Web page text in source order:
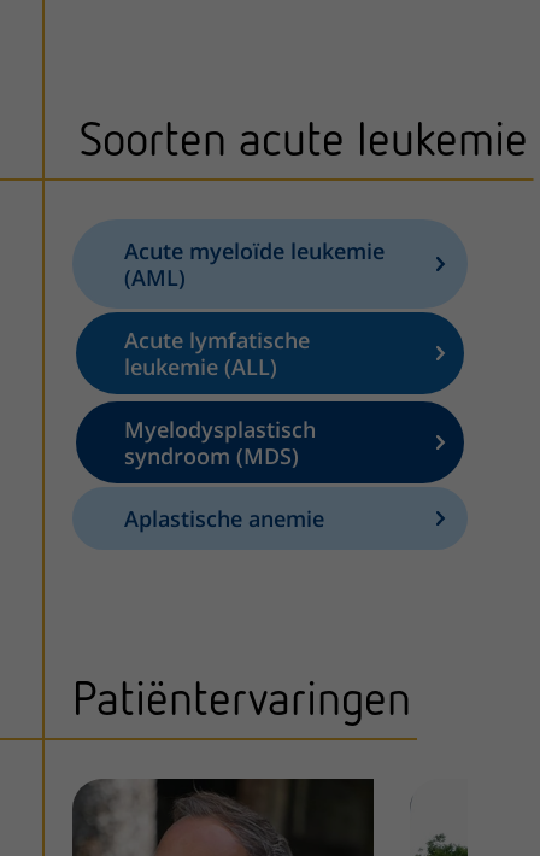
Soorten acute leukemie
Acute myeloïde leukemie
(AML)
Acute lymfatische
leukemie (ALL)
Myelodysplastisch
syndroom (MDS)
Aplastische anemie
Patiëntervaringen